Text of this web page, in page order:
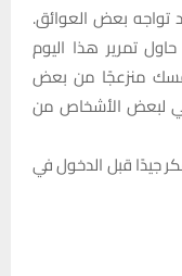
تواجه بعض العوائق.
تمرير هذا اليوم
منزعجًا من بعض
لبعض الأشخاص من
جيدًا قبل الدخول في